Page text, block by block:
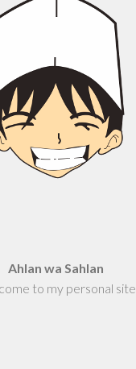
Ahlan wa Sahlan
to my personal site